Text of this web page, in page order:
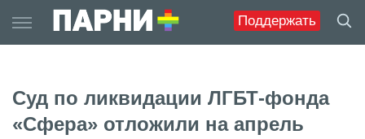
Поддержать
to
content
Суд по ликвидации ЛГБТ-фонда
«Сфера» отложили на апрель